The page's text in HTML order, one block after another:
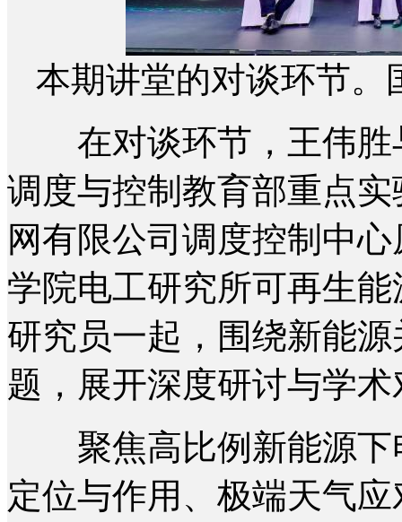
本期讲堂的对谈环节。
在对谈环节，王伟胜
调度与控制教育部重点
网有限公司调度控制中
学院电工研究所可再生
研究员一起，围绕新能
题，展开深度研讨与学术
聚焦高比例新能源下
定位与作用、极端天气